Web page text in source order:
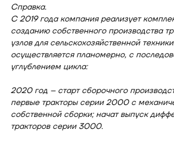
Справка.
С 2019 года компания реализует
созданию собственного производства
узлов для сельскохозяйственной
осуществляется планомерно, с
углублением цикла:
2020 год – старт сборочного
первые тракторы серии 2000 с
собственной сборки; начат выпуск
тракторов серии 3000.